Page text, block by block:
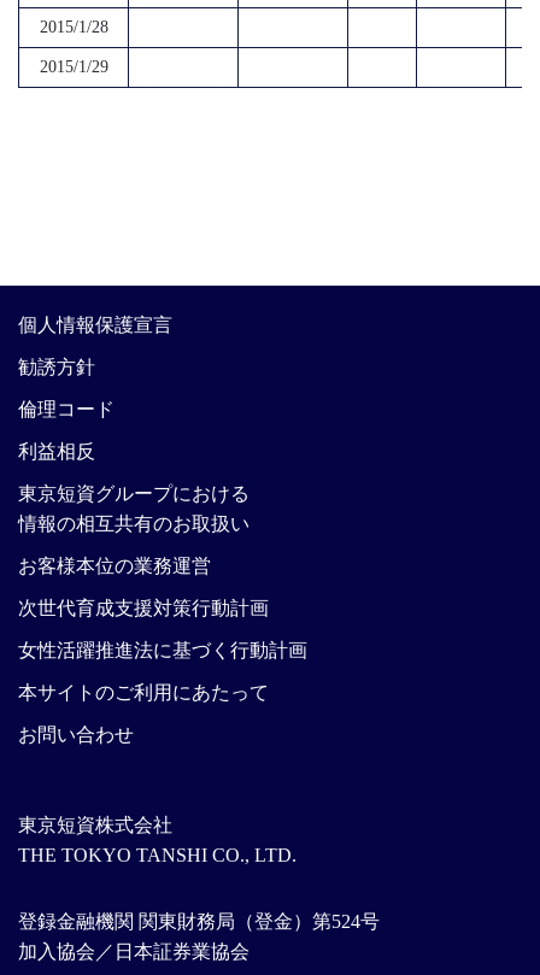
2015/1/28
2015/1/29
東京短資株式会社
THE TOKYO TANSHI CO., LTD.
登録金融機関 関東財務局（登金）第524号
加入協会／日本証券業協会
個人情報保護宣言
勧誘方針
倫理コード
利益相反
東京短資グループにおける
情報の相互共有のお取扱い
お客様本位の業務運営
次世代育成支援対策行動計画
女性活躍推進法に基づく行動計画
本サイトのご利用にあたって
お問い合わせ